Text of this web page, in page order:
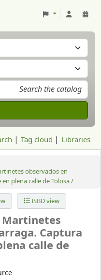
Tag cloud Libraries
observados en
plena calle de Tolosa /
ISBD view
Captura
calle de